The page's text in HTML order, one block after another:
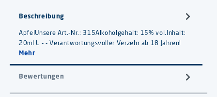
Beschreibung
ApfelUnsere Art.-Nr.: 315Alkoholgehalt: 15% vol.Inhalt:
20ml L - - Verantwortungsvoller Verzehr ab 18 Jahren!
Mehr
Bewertungen